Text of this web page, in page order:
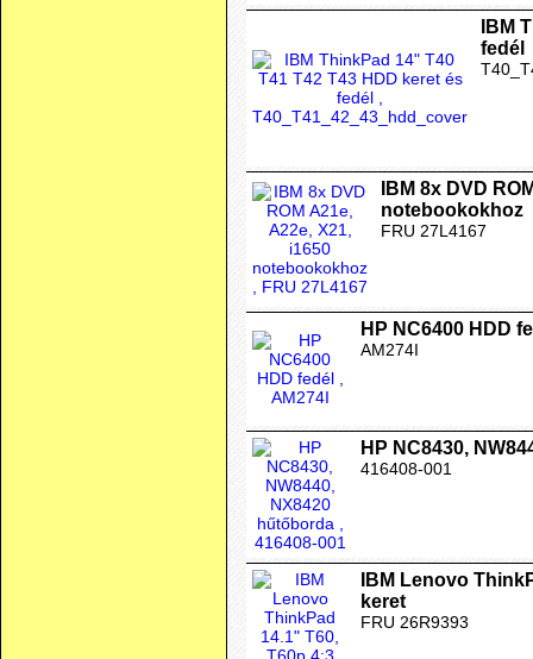
IBM
fedél
IBM 8x DVD
notebookokhoz
FRU 27L4167
HP NC6400 HDD
AM274I
HP NC8430,
416408-001
IBM Lenovo
keret
FRU 26R9393